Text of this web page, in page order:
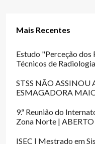
Mais Recentes
Estudo "Perceção dos
Técnicos de
STSS NÃO ASSINOU
ESMAGADORA
9.ª Reunião do
Zona Norte |
ISEC | Mestrado em